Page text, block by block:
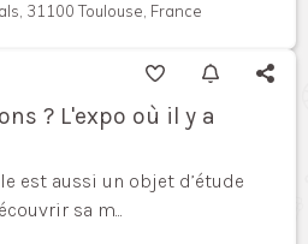
31100 Toulouse, France
? L'expo où il y a
est aussi un objet d’étude
sa m...